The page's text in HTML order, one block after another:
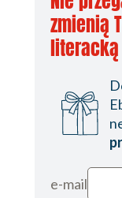
zmienią
literacką
e-mail